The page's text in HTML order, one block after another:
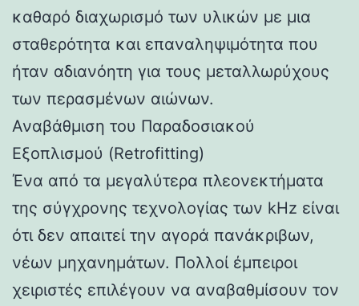
καθαρό διαχωρισμό των υλικών με μια
σταθερότητα και επαναληψιμότητα που
ήταν αδιανόητη για τους μεταλλωρύχους
των περασμένων αιώνων.
Αναβάθμιση του Παραδοσιακού
Εξοπλισμού (Retrofitting)
Ένα από τα μεγαλύτερα πλεονεκτήματα
της σύγχρονης τεχνολογίας των kHz είναι
ότι δεν απαιτεί την αγορά πανάκριβων,
νέων μηχανημάτων. Πολλοί έμπειροι
χειριστές επιλέγουν να αναβαθμίσουν τον